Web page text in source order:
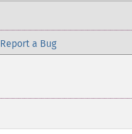
Report a Bug